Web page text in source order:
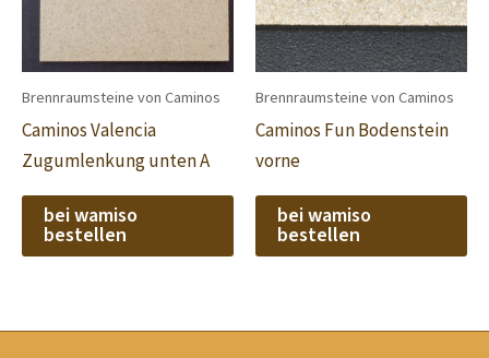
Brennraumsteine von Caminos
Caminos Valencia
Zugumlenkung unten A
bei wamiso
bestellen
Brennraumsteine von Caminos
Caminos Fun Bodenstein
vorne
bei wamiso
bestellen